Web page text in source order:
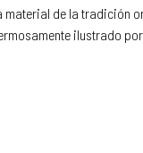
de la tradición
ilustrado